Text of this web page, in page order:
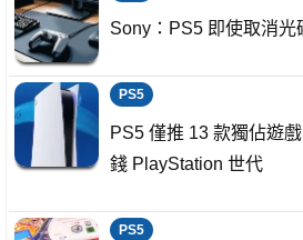
Sony：PS5 即使取消光
PS5
PS5 僅推 13 款獨佔遊
錢 PlayStation 世代
PS5